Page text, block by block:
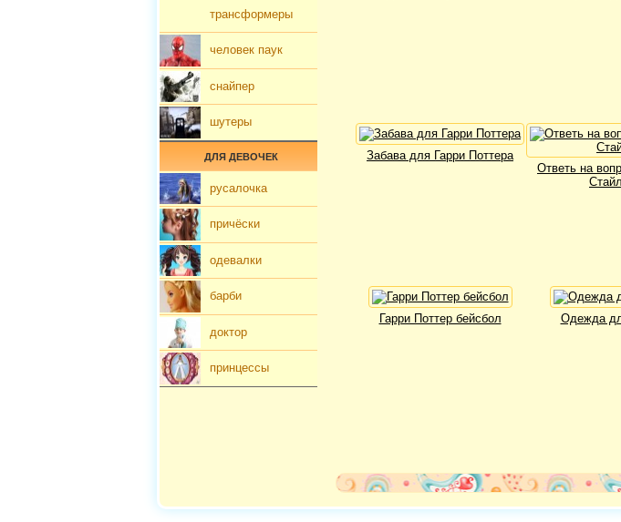
Забава для Гарри Поттера
Ответь на
Гарри Поттер бейсбол Одежда
трансформеры
человек паук
снайпер
шутеры
ДЛЯ ДЕВОЧЕК
русалочка
причёски
одевалки
барби
доктор
принцессы